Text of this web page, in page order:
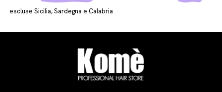
escluse Sicilia, Sardegna e Calabria